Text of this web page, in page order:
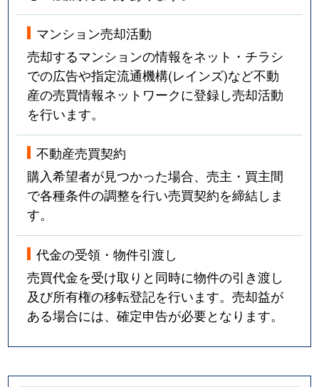
マンション売却活動
売却するマンションの情報をネット・チラシ
での広告や指定流通機構(レインズ)など不動
産の売買情報ネットワークに登録し売却活動
を行います。
不動産売買契約
購入希望者が見つかった場合、売主・買主間
で各種条件の調整を行い売買契約を締結しま
す。
代金の受領・物件引渡し
売買代金を受け取りと同時に物件の引き渡し
及び所有権の移転登記を行います。売却益が
ある場合には、確定申告が必要となります。